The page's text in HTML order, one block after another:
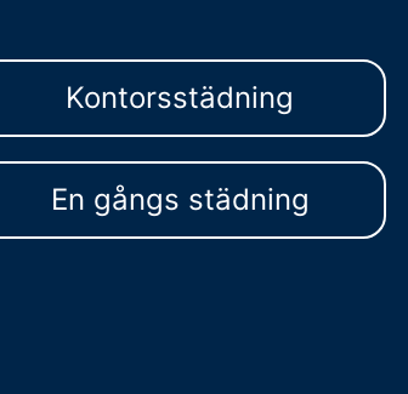
Kontorsstädning
En gångs städning